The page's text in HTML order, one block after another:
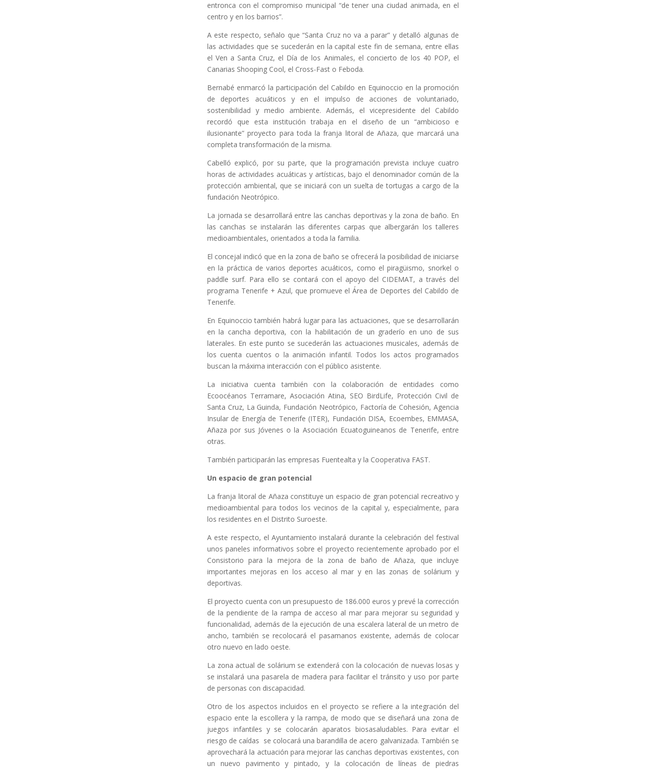
entronca con el compromiso municipal “de tener una ciudad animada, en el
centro y en los barrios”.
A este respecto, señalo que “Santa Cruz no va a parar” y detalló algunas de
las actividades que se sucederán en la capital este fin de semana, entre ellas
el Ven a Santa Cruz, el Día de los Animales, el concierto de los 40 POP, el
Canarias Shooping Cool, el Cross-Fast o Feboda.
Bernabé enmarcó la participación del Cabildo en Equinoccio en la promoción
de deportes acuáticos y en el impulso de acciones de voluntariado,
sostenibilidad y medio ambiente. Además, el vicepresidente del Cabildo
recordó que esta institución trabaja en el diseño de un “ambicioso e
ilusionante” proyecto para toda la franja litoral de Añaza, que marcará una
completa transformación de la misma.
Cabelló explicó, por su parte, que la programación prevista incluye cuatro
horas de actividades acuáticas y artísticas, bajo el denominador común de la
protección ambiental, que se iniciará con un suelta de tortugas a cargo de la
fundación Neotrópico.
La jornada se desarrollará entre las canchas deportivas y la zona de baño. En
las canchas se instalarán las diferentes carpas que albergarán los talleres
medioambientales, orientados a toda la familia.
El concejal indicó que en la zona de baño se ofrecerá la posibilidad de iniciarse
en la práctica de varios deportes acuáticos, como el piragüismo, snorkel o
paddle surf. Para ello se contará con el apoyo del CIDEMAT, a través del
programa Tenerife + Azul, que promueve el Área de Deportes del Cabildo de
Tenerife.
En Equinoccio también habrá lugar para las actuaciones, que se desarrollarán
en la cancha deportiva, con la habilitación de un graderío en uno de sus
laterales. En este punto se sucederán las actuaciones musicales, además de
los cuenta cuentos o la animación infantil. Todos los actos programados
buscan la máxima interacción con el público asistente.
La iniciativa cuenta también con la colaboración de entidades como
Ecoocéanos Terramare, Asociación Atina, SEO BirdLife, Protección Civil de
Santa Cruz, La Guinda, Fundación Neotrópico, Factoría de Cohesión, Agencia
Insular de Energía de Tenerife (ITER), Fundación DISA, Ecoembes, EMMASA,
Añaza por sus Jóvenes o la Asociación Ecuatoguineanos de Tenerife, entre
otras.
También participarán las empresas Fuentealta y la Cooperativa FAST.
Un espacio de gran potencial
La franja litoral de Añaza constituye un espacio de gran potencial recreativo y
medioambiental para todos los vecinos de la capital y, especialmente, para
los residentes en el Distrito Suroeste.
A este respecto, el Ayuntamiento instalará durante la celebración del festival
unos paneles informativos sobre el proyecto recientemente aprobado por el
Consistorio para la mejora de la zona de baño de Añaza, que incluye
importantes mejoras en los acceso al mar y en las zonas de solárium y
deportivas.
El proyecto cuenta con un presupuesto de 186.000 euros y prevé la corrección
de la pendiente de la rampa de acceso al mar para mejorar su seguridad y
funcionalidad, además de la ejecución de una escalera lateral de un metro de
ancho, también se recolocará el pasamanos existente, además de colocar
otro nuevo en lado oeste.
La zona actual de solárium se extenderá con la colocación de nuevas losas y
se instalará una pasarela de madera para facilitar el tránsito y uso por parte
de personas con discapacidad.
Otro de los aspectos incluidos en el proyecto se refiere a la integración del
espacio ente la escollera y la rampa, de modo que se diseñará una zona de
juegos infantiles y se colocarán aparatos biosasaludables. Para evitar el
riesgo de caídas se colocará una barandilla de acero galvanizada. También se
aprovechará la actuación para mejorar las canchas deportivas existentes, con
un nuevo pavimento y pintado, y la colocación de líneas de piedras